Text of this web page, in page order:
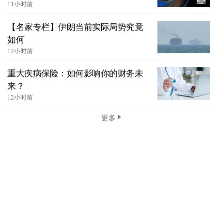
11小时前
【名家专栏】伊朗当前实际局势究竟
如何
12小时前
重大疾病保险：如何影响你的财务未
来？
12小时前
更多